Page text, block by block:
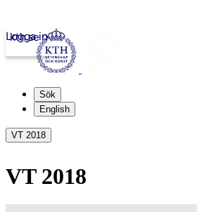
kth.se
Logga in
Sök
English
VT 2018
VT 2018